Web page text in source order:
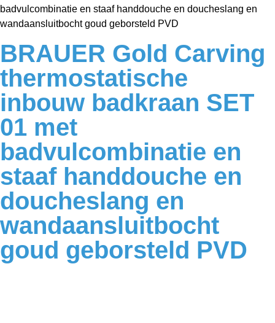
badvulcombinatie en staaf handdouche en doucheslang en
wandaansluitbocht goud geborsteld PVD
BRAUER Gold Carving
thermostatische
inbouw badkraan SET
01 met
badvulcombinatie en
staaf handdouche en
doucheslang en
wandaansluitbocht
goud geborsteld PVD